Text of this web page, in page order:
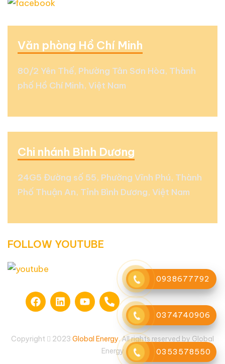
Văn phòng Hồ Chí Minh
80/2 Yên Thế, Phường Tân Sơn Hòa, Thành
phố Hồ Chí Minh, Việt Nam
Chi nhánh Bình Dương
24G5 Đường số 55, Phường Vĩnh Phú, Thành
Phố Thuận An, Tỉnh Bình Dương, Việt Nam
FOLLOW YOUTUBE
Copyright 2023 Global Energy. All rights reserved by Global
Energy
0938677792
0374740906
0353578550